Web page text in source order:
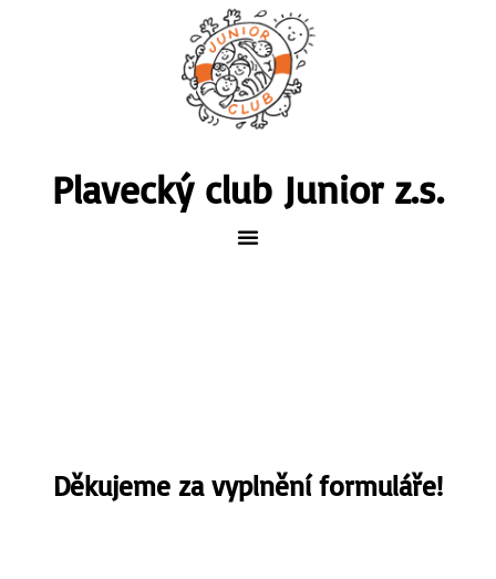
Plavecký club Junior z.s.
Děkujeme za vyplnění formuláře!